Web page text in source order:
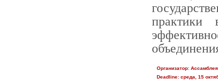
практики
Организатор:
Deadline:среда, 15